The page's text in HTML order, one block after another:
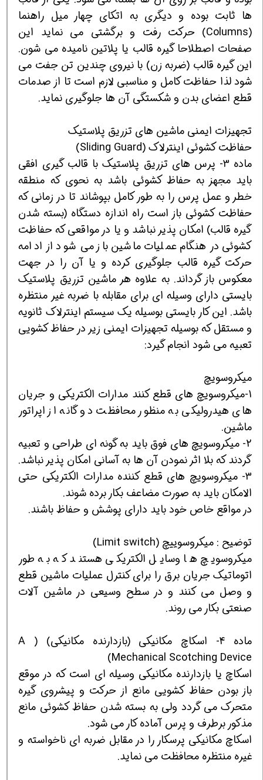
ها ثابت بوده و دیگری به اتکای چهار میل راهنما
(Columns) حرکت رفت و برگشتی می نماید این
صفحات اصطلاحا گیره قالب یا پلاتین نامیده می شون.
این گیره قالب (ضربه زن) با نیروی چندین تن جفت می
شود لذا حفاظت کامل و مناسبی لازم است تا از صدمات
قطع اعضای بدن و شکستگی آن ها جلوگیری نماید.
تجهیزات ایمنی ماشین های تزریق پلاستیک
حفاظت کشوئی اینترلاک (Sliding Guard)
ماده 3- پرس های تزریق پلاستیک با قالب گیری افقی
باید مجهز به حفاظ کشوئی باشد به نحوی که منطقه
خطر و عمل پرس را به طور کامل بپوشاند تا در زمانی که
حفاظت کشوئی باز است راه اندازه دستگاه (بسته شدن
گیره قالب) امکان پذیر نباشد و یا در مواقعی که حفاظت
کشوئی در هنگام عملیات ماشین باز می شود از ادامه
حرکت گیره قالب جلوگیری کرده و یا آن را در جهت
معکوس باز گرداند. به علاوه هر ماشین تزریق پلاستیک
بایستی دارای وسیله ای برای مقابله با ضربه غیر منتظره
باشد. این کار بایستی بوسیله یک سیستم اینترلاک ثانویه
و مستقل که بوسیله تجهیزات ایمنی زیر در حفاظ کشویی
تعبیه می شود انجام گیرد:
میکروسویچ
1-میکروسویچ های قطع کنند مدارات الکتریکی و جریان
های هیدرولیکی به منظور محافظت دو گانه از اپراتور
ماشین.
2- میکروسویچ های فوق باید به گونه ای طراحی و تعبیه
گردند که بلا اثر نمودن آن ها به آسانی امکان پذیر نباشد.
3- میکروسویچ های قطع کننده مدارات الکتریکی حتی
الامکان باید به صورت مضاعف بکار برده شوند.
در مواقع خاص خود باید دارای پوشش و حفاظ باشند.
توضیح : میکروسوییچ (Limit switch)
میکروسویچ ها وسایل الکتریکی هستند که به طور
اتوماتیک جریان برق را برای کنترل عملیات ماشین قطع
و وصل می کنند و در سطح وسیعی در ماشین آلات
صنعتی بکار می روند.
ماده 4- اسکاچ مکانیکی (بازدارنده مکانیکی) ( A
Mechanical Scotching Device)
اسکاچ یا بازدارنده مکانیکی وسیله ای است که در موقع
باز بودن حفاظ کشویی مانع از حرکت و پیشروی گیره
متحرک می گردد ولی به بسته شدن حفاظ کشوئی مانع
مذکور برطرف و پرس آماده کار می شود.
اسکاچ مکانیکی پرسکار را در مقابل ضربه ای ناخواسته و
غیره منتظره محافظت می نماید.